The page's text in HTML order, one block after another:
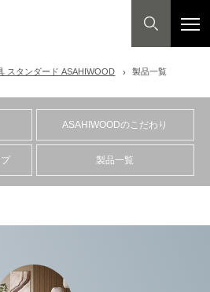
スタンダード ASAHIWOOD 製品一覧
ASAHIWOODのこだわり
製品一覧